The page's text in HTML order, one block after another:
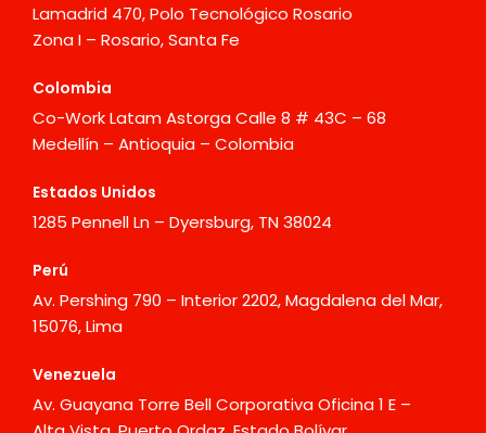
Lamadrid 470, Polo Tecnológico Rosario
Zona I – Rosario, Santa Fe
Colombia
Co-Work Latam Astorga Calle 8 # 43C – 68
Medellín – Antioquia – Colombia
Estados Unidos
1285 Pennell Ln – Dyersburg, TN 38024
Perú
Av. Pershing 790 – Interior 2202, Magdalena del Mar,
15076, Lima
Venezuela
Av. Guayana Torre Bell Corporativa Oficina 1 E –